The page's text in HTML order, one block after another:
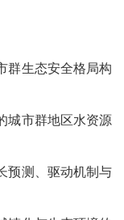
群生态安全格局构
城市群地区水资源
预测、驱动机制与